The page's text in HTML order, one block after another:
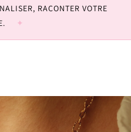
RACONTER VOTRE